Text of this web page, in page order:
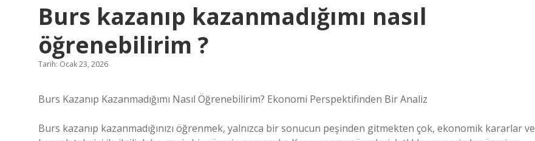
Burs kazanıp kazanmadığımı nasıl
öğrenebilirim ?
Tarih: Ocak 23, 2026
Burs Kazanıp Kazanmadığımı Nasıl Öğrenebilirim? Ekonomi Perspektifinden Bir Analiz
Burs kazanıp kazanmadığınızı öğrenmek, yalnızca bir sonucun peşinden gitmekten çok, ekonomik kararlar ve